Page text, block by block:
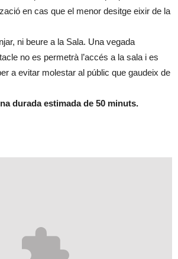
en cas que el menor desitge eixir de la
ni beure a la Sala. Una vegada
no es permetrà l’accés a la sala i es
a evitar molestar al públic que gaudeix de
durada estimada de 50 minuts.